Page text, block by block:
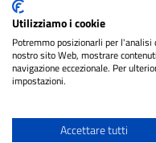
Attuazione Misure PNRR
Piano di miglioramento del
Note legali
cura diNET
Utilizziamo i cookie
Potremmo posizionarli per
nostro sito Web, mostrare
navigazione eccezionale. Per
impostazioni.
Accettare tutti